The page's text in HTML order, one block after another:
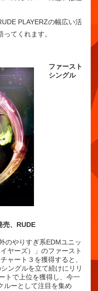
PLAYERZの幅広い活
てくれます。
ファースト
シングル
売、RUDE
のやりすぎ系EDMユニッ
ヤーズ）」のファースト
ャート３を獲得すると、
ングルを立て続けにリリ
トで上位を獲得し、今一
ルーとして注目を集め